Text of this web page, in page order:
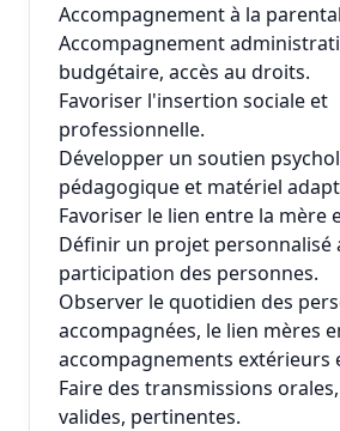
Accompagnement à la
Accompagnement
budgétaire, accès au droits.
Favoriser l'insertion sociale et
professionnelle.
Développer un soutien
pédagogique et matériel
Favoriser le lien entre la mère
Définir un projet personnalisé
participation des personnes.
Observer le quotidien des
accompagnées, le lien mères
accompagnements extérieurs
Faire des transmissions
valides, pertinentes.